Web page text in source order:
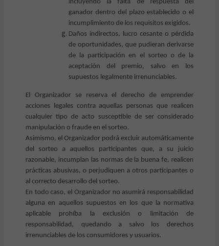
incluyendo la falta de respuesta del
ganador dentro del plazo establecido o el
incumplimiento de los requisitos exigidos.
Daños indirectos, lucro cesante o pérdida
de oportunidades, que pudieran derivarse
de la participación en el sorteo o de la
aceptación del premio, salvo en los
supuestos legalmente irrenunciables.
El Organizador se reserva el derecho de emprender
acciones legales contra aquellas personas que realicen
cualquier tipo de acto susceptible de ser considerado
manipulación o fraude en el sorteo.
Asimismo, el Organizador podrá excluir automáticamente
del sorteo a aquellos participantes que, a su juicio
razonable, incumplan las normas de la buena fe, realicen
prácticas abusivas, o perjudiquen a otros participantes o
al correcto desarrollo del sorteo.
En todo caso, el Organizador no asumirá responsabilidad
alguna en aquellos supuestos en los que la normativa
aplicable prohíba la exclusión o limitación de
responsabilidad, quedando a salvo los derechos
irrenunciables de los consumidores y usuarios.